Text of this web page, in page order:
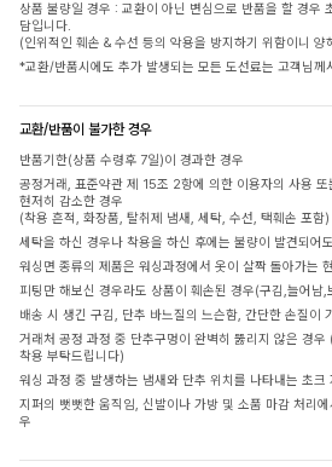
상품 불량일 경우 : 교환이 아닌 변심으로 반품을 할 경
담입니다.
(인위적인 훼손 & 수선 등의 악용을 방지하기 위함이니 양
*교환/반품시에도 추가 발생되는 모든 도선료는 고객님께
교환/반품이 불가한 경우
반품기한(상품 수령후 7일)이 경과한 경우
공정거래, 표준약관 제 15조 2항에 의한 이용자의 사용
현저히 감소한 경우
(착용 흔적, 화장품, 탈취제 냄새, 세탁, 수선, 택훼손 포함)
세탁을 하신 경우나 착용을 하신 후에는 불량이 발견되어
워싱면 종류의 제품은 워싱과정에서 옷이 살짝 돌아가는
피팅만 해보신 경우라도 상품이 훼손된 경우(구김,늘어남,
배송 시 생긴 구김, 단추 바느질의 느슨함, 간단한 손질이
거래처 공정 과정 중 단추구멍이 완벽히 뚫리지 않은 경우
착용 부탁드립니다)
워싱 과정 중 발생하는 냄새와 단추 위치를 나타내는 초크
지퍼의 뻣뻣한 움직임, 신발이나 가방 및 소품 마감 처리
우